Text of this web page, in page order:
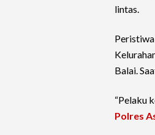
lintas.
Balai.
“Pelaku
Polres